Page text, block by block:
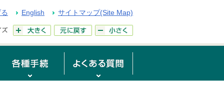
English サイトマップ(Site Map)